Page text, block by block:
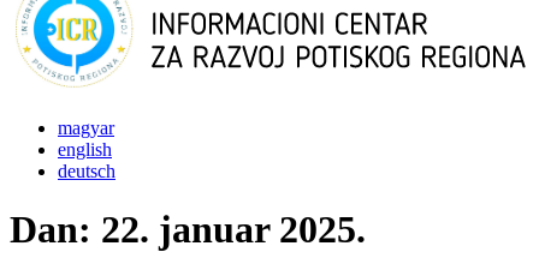
magyar
english
deutsch
Dan: 22. januar 2025.